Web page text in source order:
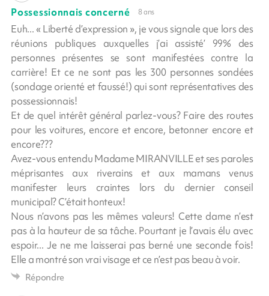
Possessionnais concerné 8 ans
Euh... « Liberté d’expression », je vous signale que lors des
réunions publiques auxquelles j’ai assisté’ 99% des
personnes présentes se sont manifestées contre la
carrière! Et ce ne sont pas les 300 personnes sondées
(sondage orienté et faussé!) qui sont représentatives des
possessionnais!
Et de quel intérêt général parlez-vous? Faire des routes
pour les voitures, encore et encore, betonner encore et
encore???
Avez-vous entendu Madame MIRANVILLE et ses paroles
méprisantes aux riverains et aux mamans venus
manifester leurs craintes lors du dernier conseil
municipal? C’était honteux!
Nous n’avons pas les mêmes valeurs! Cette dame n’est
pas à la hauteur de sa tâche. Pourtant je l’avais élu avec
espoir... Je ne me laisserai pas berné une seconde fois!
Elle a montré son vrai visage et ce n’est pas beau à voir.
Répondre